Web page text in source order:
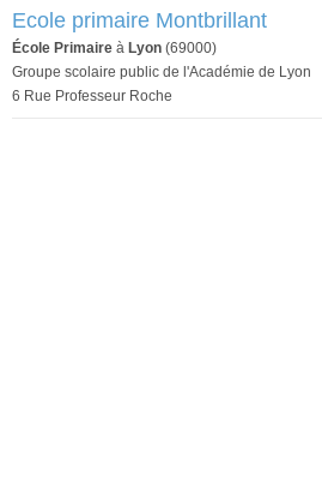
Ecole primaire Montbrillant
École Primaire à Lyon (69000)
Groupe scolaire public de l'Académie de Lyon
6 Rue Professeur Roche